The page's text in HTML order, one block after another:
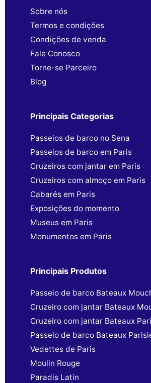
Sobre nós
Termos e condições
Condições de venda
Fale Conosco
Torne-se Parceiro
Blog
Principais Categorias
Passeios de barco no Sena
Passeios de barco em Paris
Cruzeiros com jantar em Paris
Cruzeiros com almoço em Paris
Cabarés em Paris
Exposições do momento
Museus em Paris
Monumentos em Paris
Principais Produtos
Passeio de barco Bateaux
Cruzeiro com jantar Bateaux
Cruzeiro com jantar Bateaux
Passeio de barco Bateaux
Vedettes de Paris
Moulin Rouge
Paradis Latin